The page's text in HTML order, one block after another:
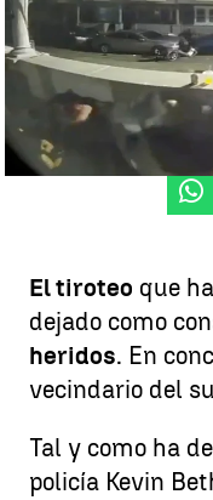
Beni López
Publicado:08 de julio
El tiroteo que
dejado como
heridos. En
vecindario del
Tal y como ha
policía Kevin